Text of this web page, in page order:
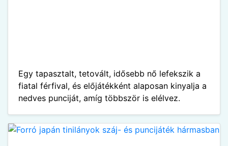
Egy tapasztalt, tetovált, idősebb nő lefekszik a
fiatal férfival, és előjátékként alaposan kinyalja a
nedves punciját, amíg többször is elélvez.